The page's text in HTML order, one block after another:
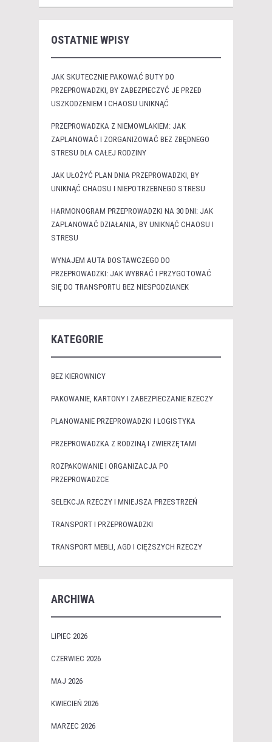
OSTATNIE WPISY
JAK SKUTECZNIE PAKOWAĆ BUTY DO
PRZEPROWADZKI, BY ZABEZPIECZYĆ JE PRZED
USZKODZENIEM I CHAOSU UNIKNĄĆ
PRZEPROWADZKA Z NIEMOWLAKIEM: JAK
ZAPLANOWAĆ I ZORGANIZOWAĆ BEZ ZBĘDNEGO
STRESU DLA CAŁEJ RODZINY
JAK UŁOŻYĆ PLAN DNIA PRZEPROWADZKI, BY
UNIKNĄĆ CHAOSU I NIEPOTRZEBNEGO STRESU
HARMONOGRAM PRZEPROWADZKI NA 30 DNI: JAK
ZAPLANOWAĆ DZIAŁANIA, BY UNIKNĄĆ CHAOSU I
STRESU
WYNAJEM AUTA DOSTAWCZEGO DO
PRZEPROWADZKI: JAK WYBRAĆ I PRZYGOTOWAĆ
SIĘ DO TRANSPORTU BEZ NIESPODZIANEK
KATEGORIE
BEZ KIEROWNICY
PAKOWANIE, KARTONY I ZABEZPIECZANIE RZECZY
PLANOWANIE PRZEPROWADZKI I LOGISTYKA
PRZEPROWADZKA Z RODZINĄ I ZWIERZĘTAMI
ROZPAKOWANIE I ORGANIZACJA PO
PRZEPROWADZCE
SELEKCJA RZECZY I MNIEJSZA PRZESTRZEŃ
TRANSPORT I PRZEPROWADZKI
TRANSPORT MEBLI, AGD I CIĘŻSZYCH RZECZY
ARCHIWA
LIPIEC 2026
CZERWIEC 2026
MAJ 2026
KWIECIEŃ 2026
MARZEC 2026